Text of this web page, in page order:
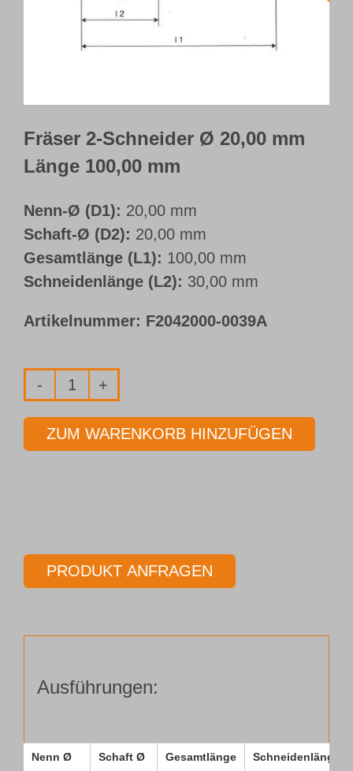
Webshop
Fräser 2-Schneider Ø 20,00 mm
Länge 100,00 mm
Nenn-Ø (D1): 20,00 mm
Schaft-Ø (D2): 20,00 mm
Gesamtlänge (L1): 100,00 mm
Schneidenlänge (L2): 30,00 mm
Artikelnummer: F2042000-0039A
Fräser
2-
Schneider
100,00
mm
ZUM WARENKORB HINZUFÜGEN
PRODUKT ANFRAGEN
Ausführungen:
Nenn Ø Schaft Ø Gesamtlänge Schneidenlänge